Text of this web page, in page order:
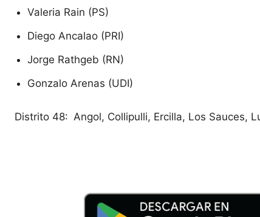
Valeria Rain (PS)
Diego Ancalao (PRI)
Jorge Rathgeb (RN)
Gonzalo Arenas (UDI)
Distrito 48: Angol, Collipulli, Ercilla, Los Sauces,